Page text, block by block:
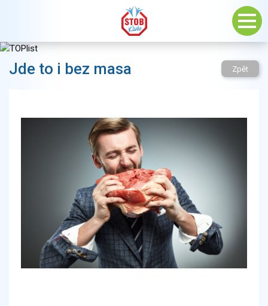
Jde to i bez masa Zpět